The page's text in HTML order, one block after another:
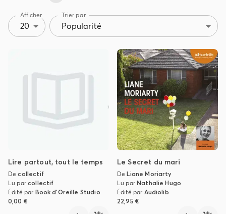
Afficher
20
Trier par
Popularité
Lire partout, tout le temps
Decollectif
Lu parcollectif
Édité par Book d'Oreille Studio
0,00 €
Le Secret du mari
DeLiane Moriarty
Lu parNathalie Hugo
Édité par Audiolib
22,95 €